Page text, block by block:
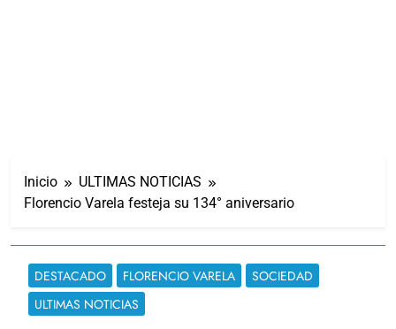
Inicio
ULTIMAS NOTICIAS
Florencio Varela festeja su 134° aniversario
DESTACADO FLORENCIO VARELA
SOCIEDAD
ULTIMAS NOTICIAS